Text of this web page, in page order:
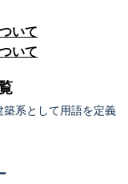
いて
いて
系として用語を定義